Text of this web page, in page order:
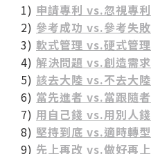
1) 申請專利 vs.忽視專利
2) 參考成功 vs.參考失敗
3) 軟式管理 vs.硬式管理
4) 解決問題 vs.創造需求
5) 該去大陸 vs.不去大陸
6) 當先進者 vs.當跟隨者
7) 用自己錢 vs.用別人錢
8) 堅持到底 vs.適時轉型
9) 先上再改 vs.做好再上